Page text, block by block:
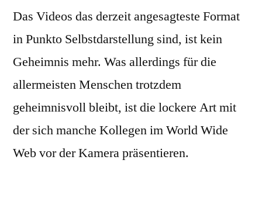
Das Videos das derzeit angesagteste Format
in Punkto Selbstdarstellung sind, ist kein
Geheimnis mehr. Was allerdings für die
allermeisten Menschen trotzdem
geheimnisvoll bleibt, ist die lockere Art mit
der sich manche Kollegen im World Wide
Web vor der Kamera präsentieren.